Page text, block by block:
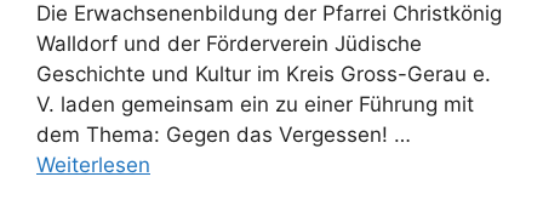
Die Erwachsenenbildung der Pfarrei Christkönig
Walldorf und der Förderverein Jüdische
Geschichte und Kultur im Kreis Gross-Gerau e.
V. laden gemeinsam ein zu einer Führung mit
dem Thema: Gegen das Vergessen! …
Weiterlesen